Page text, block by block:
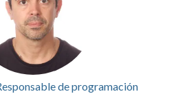
de programación